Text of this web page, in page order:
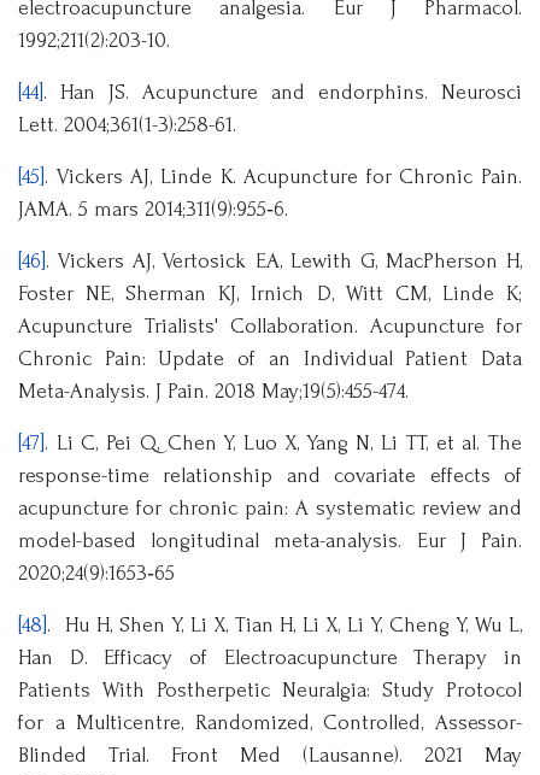
electroacupuncture analgesia. Eur J Pharmacol.
1992;211(2):203-10.
[44] . Han JS. Acupuncture and endorphins. Neurosci
Lett. 2004;361(1-3):258-61.
[45] . Vickers AJ, Linde K. Acupuncture for Chronic Pain.
JAMA. 5 mars 2014;311(9):955‑6.
[46] . Vickers AJ, Vertosick EA, Lewith G, MacPherson H,
Foster NE, Sherman KJ, Irnich D, Witt CM, Linde K;
Acupuncture Trialists' Collaboration. Acupuncture for
Chronic Pain: Update of an Individual Patient Data
Meta-Analysis. J Pain. 2018 May;19(5):455-474.
[47] . Li C, Pei Q, Chen Y, Luo X, Yang N, Li TT, et al. The
response-time relationship and covariate effects of
acupuncture for chronic pain: A systematic review and
model-based longitudinal meta-analysis. Eur J Pain.
2020;24(9):1653‑65
[48] . Hu H, Shen Y, Li X, Tian H, Li X, Li Y, Cheng Y, Wu L,
Han D. Efficacy of Electroacupuncture Therapy in
Patients With Postherpetic Neuralgia: Study Protocol
for a Multicentre, Randomized, Controlled, Assessor-
Blinded Trial. Front Med (Lausanne). 2021 May